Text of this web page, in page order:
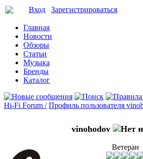
Вход Зарегистрироваться
Главная
Новости
Обзоры
Статьи
Музыка
Бренды
Каталог
Hi-Fi Forum / Профиль пользователя
vinohodov
Ветеран